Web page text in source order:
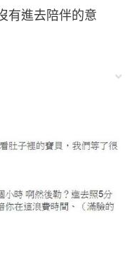
有進去陪伴的意